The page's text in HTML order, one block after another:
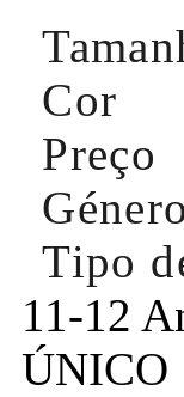
Cor
Preço
Género
Tipo
11-12
ÚNICO